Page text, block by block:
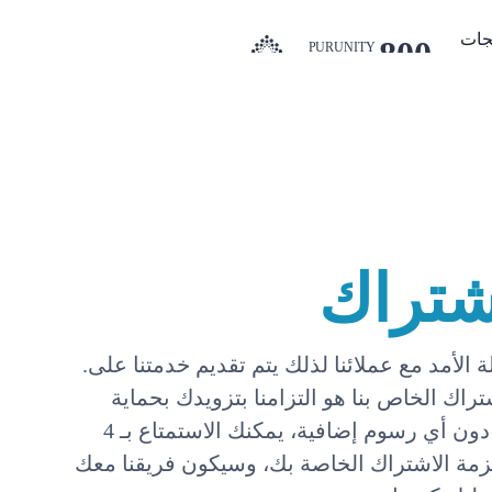
800
PURUNITY
.نحن نؤمن ببناء علاقات طويلة الأمد مع عملائنا لذلك يتم تقديم خدمتنا على
الخاص بنا هو التزامنا بتزويدك بحماية
كاملة أثناء استخدام خدمتنا. دون أي رسوم إضافية، يمكنك الاستمتاع بـ 4
الاشتراك الخاصة بك، وسيكون فريقنا معك